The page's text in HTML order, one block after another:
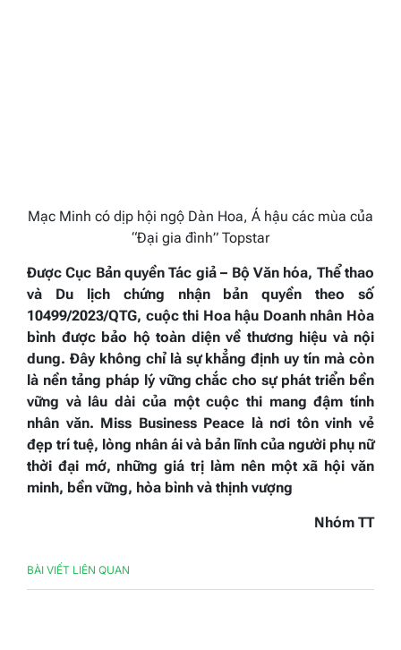
Mạc Minh có dịp hội ngộ Dàn Hoa, Á hậu các mùa của
“Đại gia đình” Topstar
Được Cục Bản quyền Tác giả – Bộ Văn hóa, Thể thao
và Du lịch chứng nhận bản quyền theo số
10499/2023/QTG, cuộc thi Hoa hậu Doanh nhân Hòa
bình được bảo hộ toàn diện về thương hiệu và nội
dung. Đây không chỉ là sự khẳng định uy tín mà còn
là nền tảng pháp lý vững chắc cho sự phát triển bền
vững và lâu dài của một cuộc thi mang đậm tính
nhân văn. Miss Business Peace là nơi tôn vinh vẻ
đẹp trí tuệ, lòng nhân ái và bản lĩnh của người phụ nữ
thời đại mớ, những giá trị làm nên một xã hội văn
minh, bền vững, hòa bình và thịnh vượng
Nhóm TT
BÀI VIẾT LIÊN QUAN